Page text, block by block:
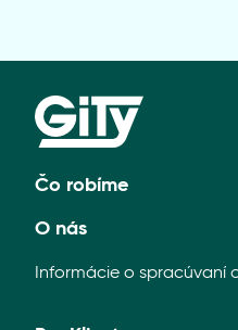
Čo robíme
O nás
Informácie o spracúvaní